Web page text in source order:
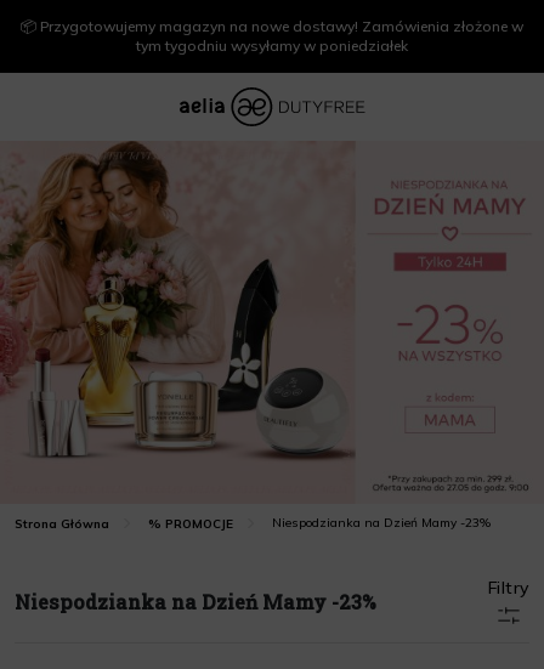
📦 Przygotowujemy magazyn na nowe dostawy! Zamówienia złożone w
tym tygodniu wysyłamy w poniedziałek
Strona Główna % PROMOCJE Niespodzianka na Dzień Mamy -23%
Niespodzianka na Dzień Mamy -23%
Filtry